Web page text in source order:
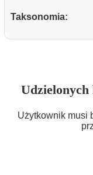
Taksonomia:
Użytkownik musi